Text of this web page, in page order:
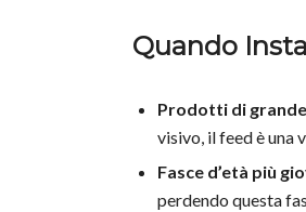
Quando
Prodotti di
visivo, il feed è una
Fasce d’età più
perdendo questa